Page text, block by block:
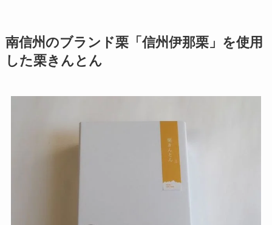
南信州のブランド栗「信州伊那栗」を使用
した栗きんとん